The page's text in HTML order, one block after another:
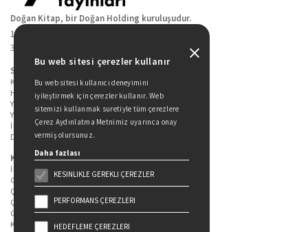
Doğan Kitap, bir Doğan Holding kuruluşudur.
19 Mayıs Cad. Golden Plaza No:1 Kat:10
34360 / Şişli / İstanbul
Sitede Yer Alan Sayfalar
Kitaplarımız
Hakkımızda
Yazarlarımız
Yazar Adayları İçin
İletişim
Duygu Asena Roman Ödülü
Kişisel Verilerin Korunması
İlgili Kişi Başvuru Formu
Genel Aydınlatma Metni
Çekiliş Aydınlatma Metni
Çerez Aydınlatma Metni
Gizlilik Politikası
Kullanım Şartları
Bu web sitesi çerezler kullanır
Bu web sitesi kullanıcı deneyimini
iyileştirmek için çerezler kullanır. Web
sitemizi kullanmak suretiyle tüm çerezlere
Çerez Aydınlatma Metnimiz uyarınca onay
vermiş olursunuz.
Daha fazlası
KESINLIKLE GEREKLI ÇEREZLER
PERFORMANS ÇEREZLERI
HEDEFLEME ÇEREZLERI